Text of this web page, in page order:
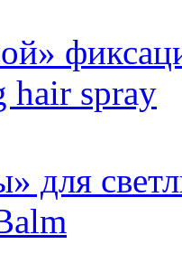
hair spray
для